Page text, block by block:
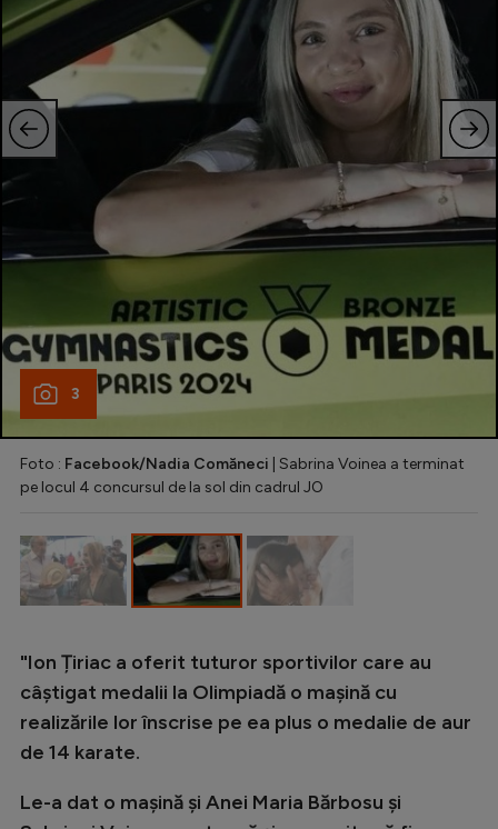
3
Foto : Facebook/Nadia Comăneci | Sabrina Voinea a terminat
pe locul 4 concursul de la sol din cadrul JO
"Ion Țiriac a oferit tuturor sportivilor care au
câștigat medalii la Olimpiadă o mașină cu
realizările lor înscrise pe ea plus o medalie de aur
de 14 karate.
Le-a dat o mașină și Anei Maria Bărbosu și